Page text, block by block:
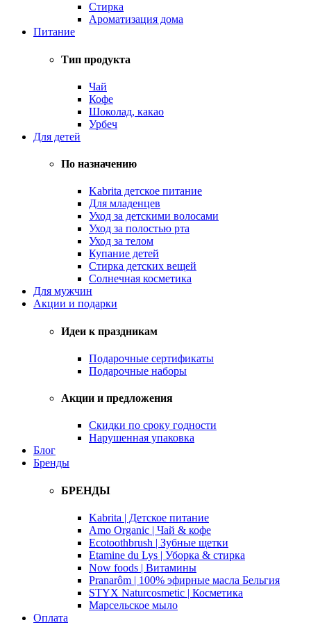
Стирка
Ароматизация дома
Питание
Тип продукта
Чай
Кофе
Шоколад, какао
Урбеч
Для детей
По назначению
Kabrita детское питание
Для младенцев
Уход за детскими волосами
Уход за полостью рта
Уход за телом
Купание детей
Стирка детских вещей
Солнечная косметика
Для мужчин
Акции и подарки
Идеи к праздникам
Подарочные сертификаты
Подарочные наборы
Акции и предложения
Скидки по сроку годности
Нарушенная упаковка
Блог
Бренды
БРЕНДЫ
Kabrita | Детское питание
Amo Organic | Чай & кофе
Ecotoothbrush | Зубные щетки
Etamine du Lys | Уборка & стирка
Now foods | Витамины
Pranarôm | 100% эфирные масла Бельгия
STYX Naturcosmetic | Косметика
Марсельское мыло
Оплата